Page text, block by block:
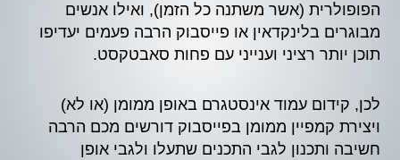
הפופולרית (אשר משתנה כל הזמן), ואילו אנשים
מבוגרים בלינקדאין או פייסבוק הרבה פעמים יעדיפו
תוכן יותר רציני וענייני עם פחות סאבטקסט.
לכן, קידום עמוד אינסטגרם באופן ממומן (או לא)
ויצירת קמפיין ממומן בפייסבוק דורשים מכם הרבה
חשיבה ותכנון לגבי התכנים שתעלו ולגבי אופן